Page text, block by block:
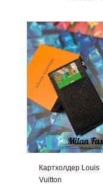
Картхолдер Louis
Vuitton